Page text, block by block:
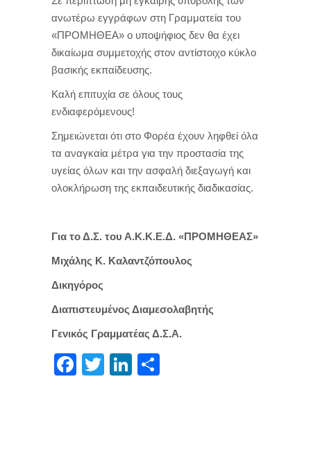
ανωτέρω εγγράφων στη Γραμματεία του
«ΠΡΟΜΗΘΕΑ» ο υποψήφιος δεν θα έχει
δικαίωμα συμμετοχής στον αντίστοιχο κύκλο
βασικής εκπαίδευσης.
Καλή επιτυχία σε όλους τους
ενδιαφερόμενους!
Σημειώνεται ότι στο Φορέα έχουν ληφθεί όλα
τα αναγκαία μέτρα για την προστασία της
υγείας όλων και την ασφαλή διεξαγωγή και
ολοκλήρωση της εκπαιδευτικής διαδικασίας.
Για το Δ.Σ. του Α.Κ.Κ.Ε.Δ. «ΠΡΟΜΗΘΕΑΣ»
Μιχάλης Κ. Καλαντζόπουλος
Δικηγόρος
Διαπιστευμένος Διαμεσολαβητής
Γενικός Γραμματέας Δ.Σ.Α.
Facebook
TwitterLinkedIn